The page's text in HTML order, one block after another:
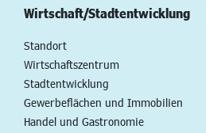
Wirtschaft/Stadtentwicklung
Standort
Wirtschaftszentrum
Stadtentwicklung
Gewerbeflächen und Immobilien
Handel und Gastronomie